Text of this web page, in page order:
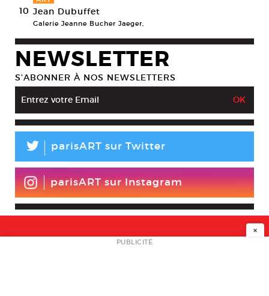
10 Jean Dubuffet
Galerie Jeanne Bucher Jaeger,
NEWSLETTER
S’ABONNER À NOS NEWSLETTERS
L parisART sur Twitter
parisART sur Instagram
NEWSLETTER
×
PUBLICITÉ